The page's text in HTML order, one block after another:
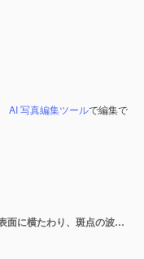
AI 写真編集ツールで編集で
イチジクの葉は透明な緑色の水ゲルの表面に横たわり、斑点の波の影が円を広げます